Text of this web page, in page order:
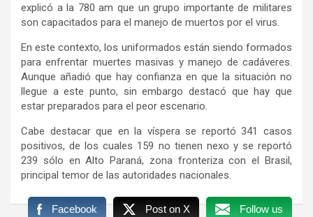
explicó a la 780 am que un grupo importante de militares
son capacitados para el manejo de muertos por el virus.
En este contexto, los uniformados están siendo formados
para enfrentar muertes masivas y manejo de cadáveres.
Aunque añadió que hay confianza en que la situación no
llegue a este punto, sin embargo destacó que hay que
estar preparados para el peor escenario.
Cabe destacar que en la víspera se reportó 341 casos
positivos, de los cuales 159 no tienen nexo y se reportó
239 sólo en Alto Paraná, zona fronteriza con el Brasil,
principal temor de las autoridades nacionales.
Facebook Post on X Follow us